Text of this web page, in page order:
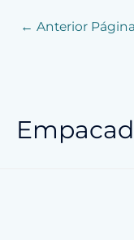
← Anterior Página